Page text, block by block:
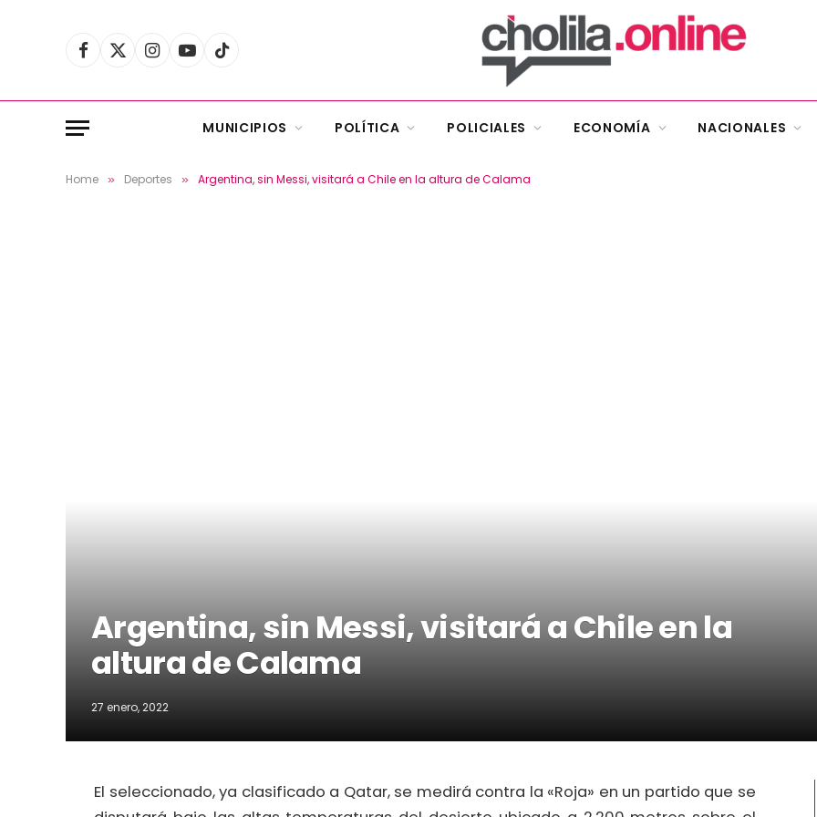
Facebook
X
Instagram
YouTubeTikTok
MUNICIPIOS POLÍTICA POLICIALES ECONOMÍA NACIONALES
Home » Deportes » Argentina, sin Messi, visitará a Chile en la altura de Calama
Argentina, sin Messi, visitará a Chile en la
altura de Calama
27 enero, 2022
El seleccionado, ya clasificado a Qatar, se medirá contra la «Roja» en un partido que se